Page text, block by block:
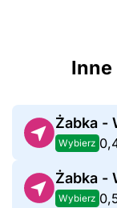
Żabka -
Wybierz
Żabka -
Wybierz